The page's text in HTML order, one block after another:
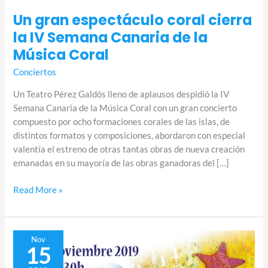
Un gran espectáculo coral cierra
la IV Semana Canaria de la
Música Coral
Conciertos
Un Teatro Pérez Galdós lleno de aplausos despidió la IV
Semana Canaria de la Música Coral con un gran concierto
compuesto por ocho formaciones corales de las islas, de
distintos formatos y composiciones, abordaron con especial
valentía el estreno de otras tantas obras de nueva creación
emanadas en su mayoría de las obras ganadoras del […]
Read More »
Nov
15
concierto